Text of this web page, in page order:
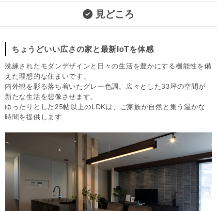
見どころ
ちょうどいい広さの家と最新IoTを体感
洗練されたモダンデザインと日々の生活を豊かにする機能性を備
えた理想的な住まいです。
内外観を彩る落ち着いたグレー色調。広々とした33坪の空間が
新たな生活を想像させます。
ゆったりとした25帖以上のLDKは、ご家族が自然と集う温かな
時間を提供します